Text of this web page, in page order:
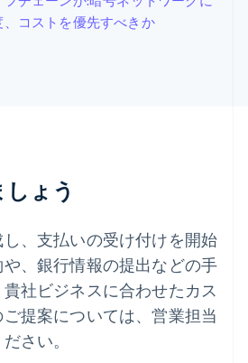
コストを優先すべきか
ょう
、支払いの受け付けを開始
、銀行情報の提出などの手
社ビジネスに合わせたカス
提案については、営業担当
さい。